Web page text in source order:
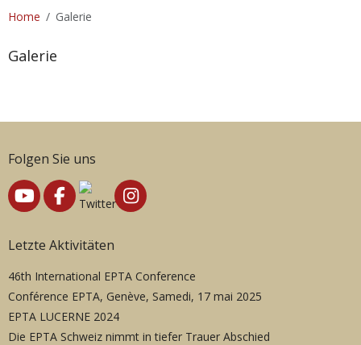
Home Galerie
Galerie
Folgen Sie uns
Letzte Aktivitäten
46th International EPTA Conference
Conférence EPTA, Genève, Samedi, 17 mai 2025
EPTA LUCERNE 2024
Die EPTA Schweiz nimmt in tiefer Trauer Abschied